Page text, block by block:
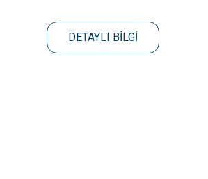
DETAYLI BİLGİ